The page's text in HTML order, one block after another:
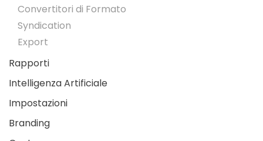
Convertitori di Formato
Syndication
Export
Rapporti
Intelligenza Artificiale
Impostazioni
Branding